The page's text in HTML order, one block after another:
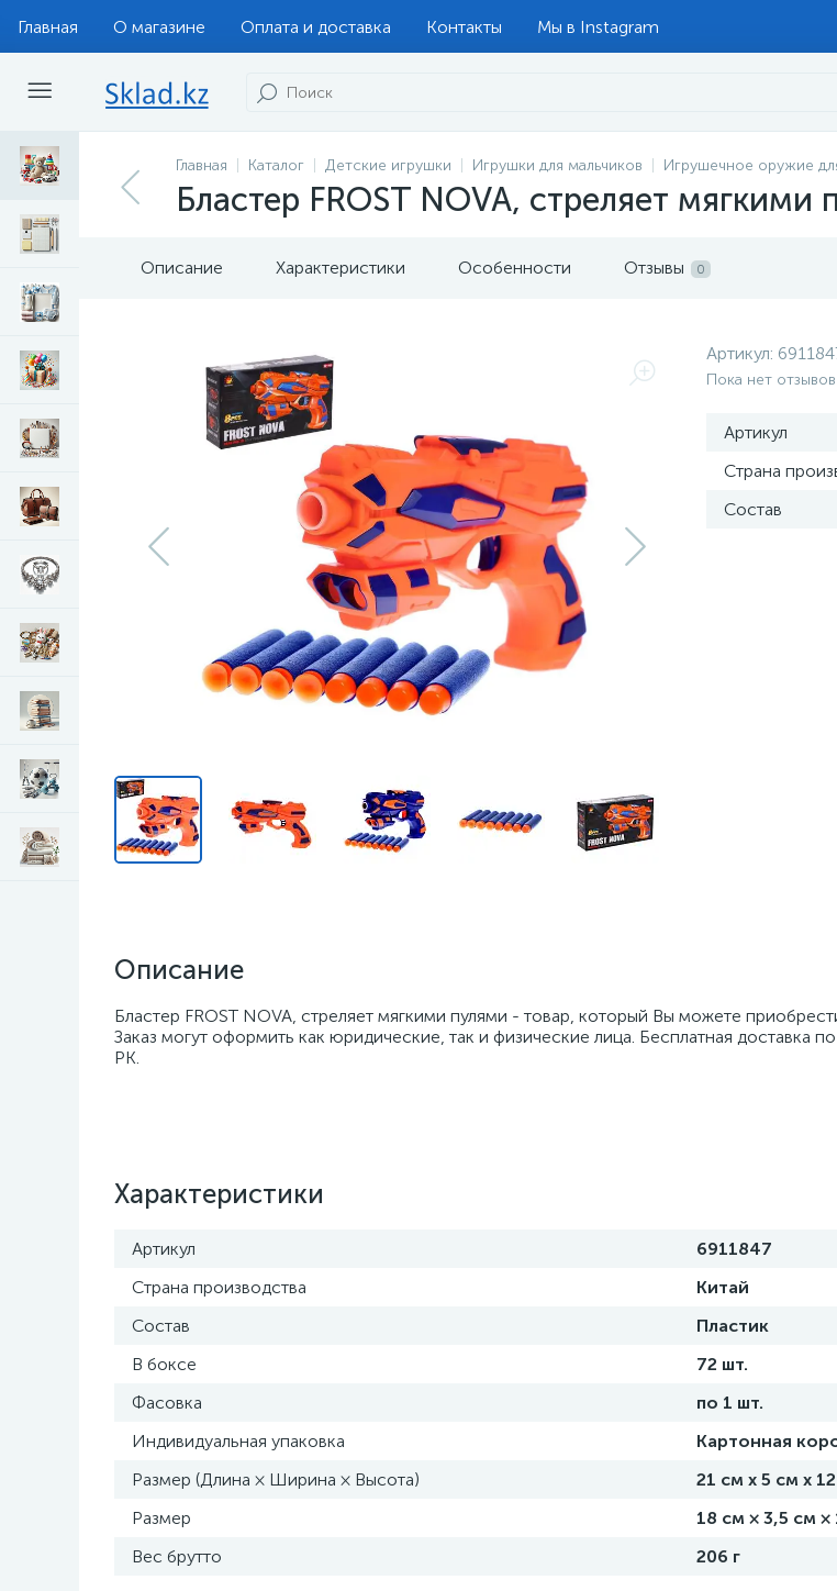
Главная О магазине Оплата и доставка Контакты Мы в Instagram
Главная Каталог Детские игрушки Игрушки для мальчиков Игрушечное оружие
Бластер FROST NOVA, стреляет мягкими
Описание Характеристики Особенности Отзывы 0
Артикул:
Пока нет отзывов
Артикул
Страна
Состав
Описание
Бластер FROST NOVA, стреляет мягкими пулями - товар, который Вы можете
Заказ могут оформить как юридические, так и физические лица. Бесплатная доставка
РК.
Характеристики
Артикул
6911847
Страна производства
Китай
Состав
Пластик
В боксе
72 шт.
Фасовка
по 1 шт.
Индивидуальная упаковка
Картонная
Размер (Длина × Ширина × Высота)
21 см х 5 см х
Размер
18 см × 3,5 см ×
Вес брутто
206 г